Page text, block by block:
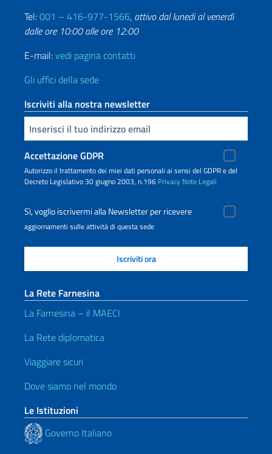
Tel:001 – 416-977-1566, attivo dal lunedi al venerdi
dalle ore 10:00 alle ore 12:00
E-mail:vedi pagina contatti
Gli uffici della sede
Iscriviti alla nostra newsletter
Inserisci la tua email
Accettazione GDPR
Autorizzo il trattamento dei miei dati personali ai sensi del GDPR e del
Decreto Legislativo 30 giugno 2003, n.196 Privacy Note Legali
Sì, voglio iscrivermi alla Newsletter per ricevere
aggiornamenti sulle attività di questa sede
La Rete Farnesina
La Farnesina – il MAECI
La Rete diplomatica
Viaggiare sicuri
Dove siamo nel mondo
Le Istituzioni
Governo Italiano